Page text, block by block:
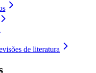
de literatura